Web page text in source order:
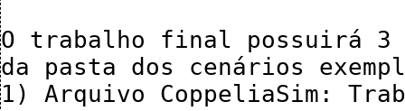
O trabalho final possuirá
da pasta dos cenários
1) Arquivo CoppeliaSim: